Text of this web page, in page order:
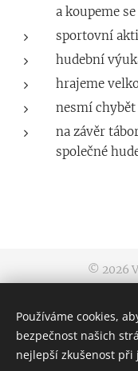
a koupeme
sportovní
hudební
hrajeme
nesmí
na závěr
společné
© 2026
Výtvarný ateliér
Používáme cookies,
bezpečnost našich
nejlepší zkušenost při